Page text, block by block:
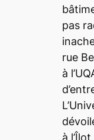
pas
rue
à
à